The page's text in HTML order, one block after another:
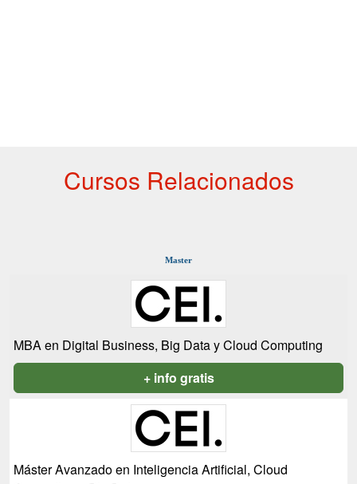
Cursos Relacionados
Master
MBA en Digital Business, Big Data y Cloud Computing
+ info gratis
Máster Avanzado en Inteligencia Artificial, Cloud